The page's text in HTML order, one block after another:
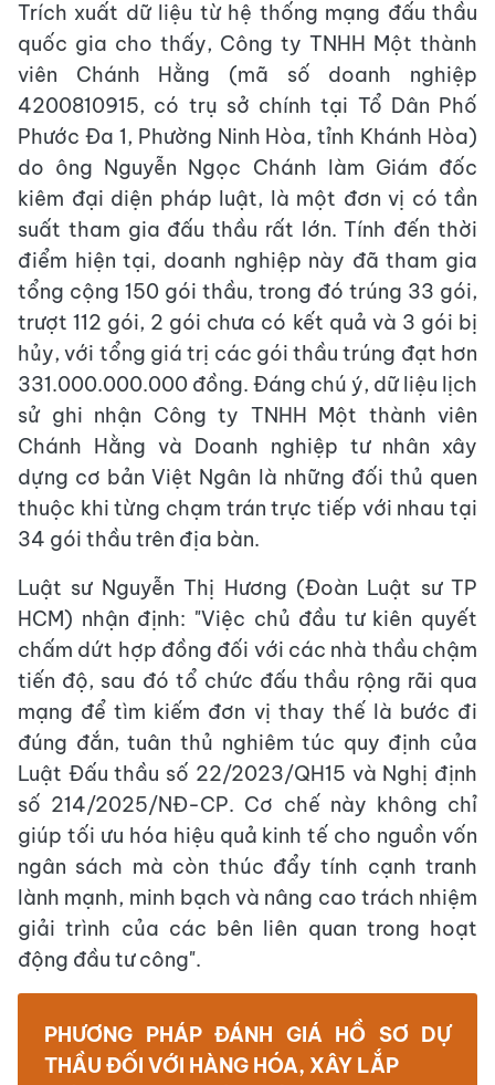
Trích xuất dữ liệu từ hệ thống mạng đấu thầu
quốc gia cho thấy, Công ty TNHH Một thành
viên Chánh Hằng (mã số doanh nghiệp
4200810915, có trụ sở chính tại Tổ Dân Phố
Phước Đa 1, Phường Ninh Hòa, tỉnh Khánh Hòa)
do ông Nguyễn Ngọc Chánh làm Giám đốc
kiêm đại diện pháp luật, là một đơn vị có tần
suất tham gia đấu thầu rất lớn. Tính đến thời
điểm hiện tại, doanh nghiệp này đã tham gia
tổng cộng 150 gói thầu, trong đó trúng 33 gói,
trượt 112 gói, 2 gói chưa có kết quả và 3 gói bị
hủy, với tổng giá trị các gói thầu trúng đạt hơn
331.000.000.000 đồng. Đáng chú ý, dữ liệu lịch
sử ghi nhận Công ty TNHH Một thành viên
Chánh Hằng và Doanh nghiệp tư nhân xây
dựng cơ bản Việt Ngân là những đối thủ quen
thuộc khi từng chạm trán trực tiếp với nhau tại
34 gói thầu trên địa bàn.
Luật sư Nguyễn Thị Hương (Đoàn Luật sư TP
HCM) nhận định: "Việc chủ đầu tư kiên quyết
chấm dứt hợp đồng đối với các nhà thầu chậm
tiến độ, sau đó tổ chức đấu thầu rộng rãi qua
mạng để tìm kiếm đơn vị thay thế là bước đi
đúng đắn, tuân thủ nghiêm túc quy định của
Luật Đấu thầu số 22/2023/QH15 và Nghị định
số 214/2025/NĐ-CP. Cơ chế này không chỉ
giúp tối ưu hóa hiệu quả kinh tế cho nguồn vốn
ngân sách mà còn thúc đẩy tính cạnh tranh
lành mạnh, minh bạch và nâng cao trách nhiệm
giải trình của các bên liên quan trong hoạt
động đầu tư công".
PHƯƠNG PHÁP ĐÁNH GIÁ HỒ SƠ DỰ
THẦU ĐỐI VỚI HÀNG HÓA, XÂY LẮP